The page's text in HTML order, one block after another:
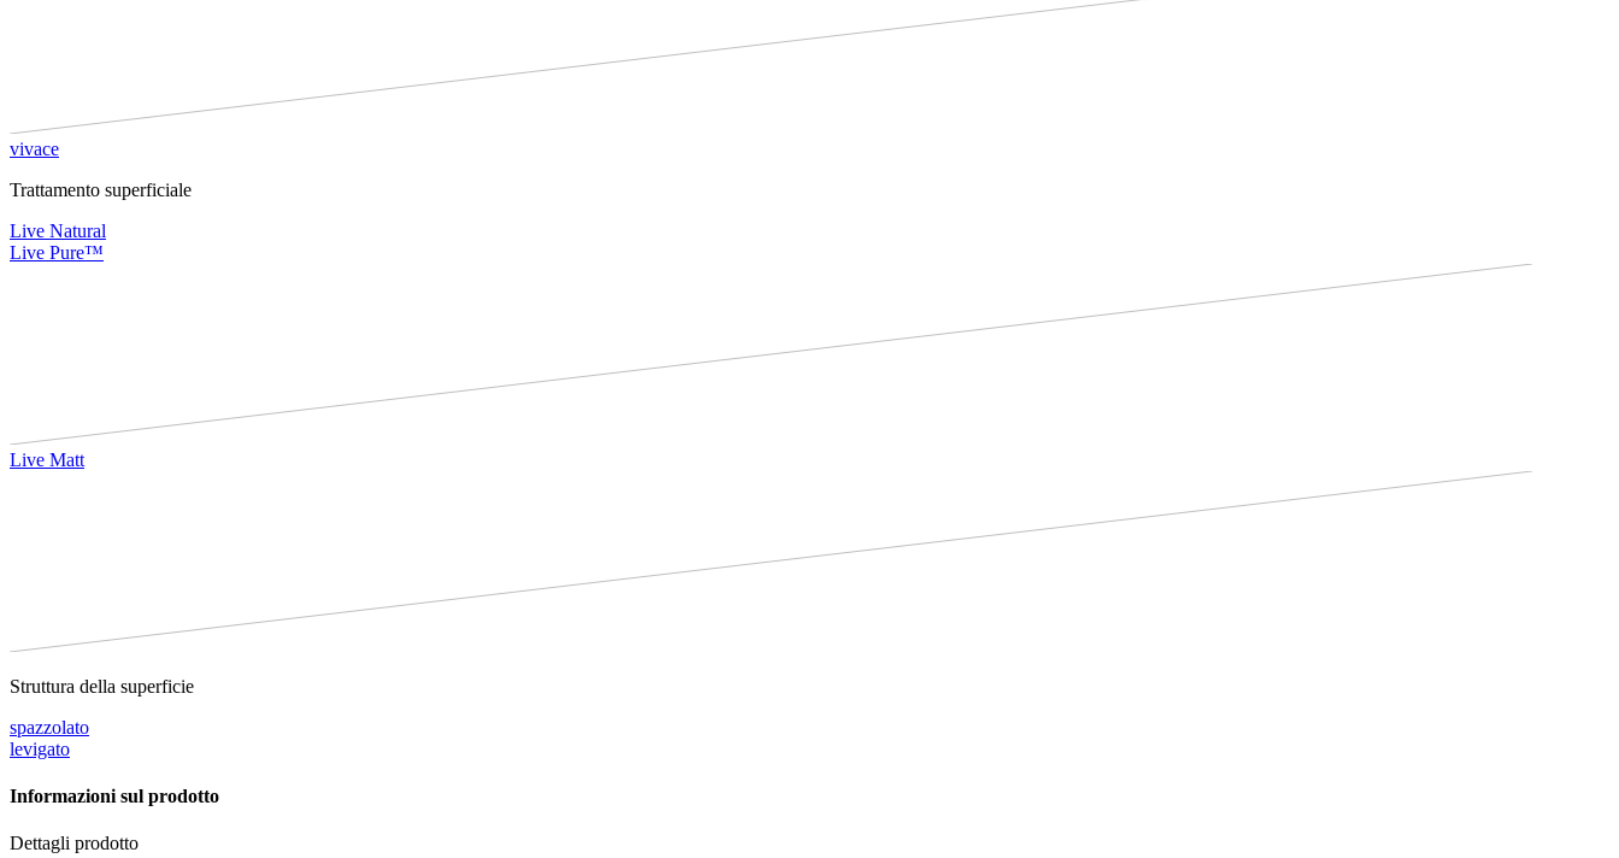
vivace
Trattamento superficiale
Live Natural
Live Pure™
Live Matt
Struttura della superficie
spazzolato
levigato
Informazioni sul prodotto
Dettagli prodotto